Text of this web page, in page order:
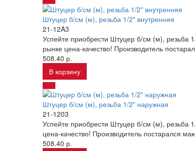
Штуцер б/см (м), резьба 1/2" внутренняя
21-12A3
Успейте приобрести Штуцер б/см (м), резьба
рынке цена-качество! Производитель
508.40 р.
В корзину
Штуцер б/см (м), резьба 1/2" наружная
21-1203
Успейте приобрести Штуцер б/см (м), резьба
цена-качество! Производитель постарался
508.40 р.